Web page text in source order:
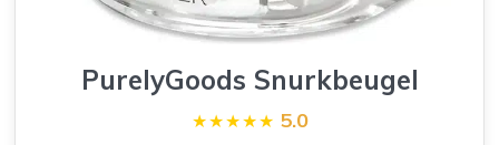
PurelyGoods Snurkbeugel
5.0